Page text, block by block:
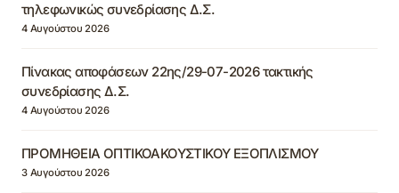
τηλεφωνικώς συνεδρίασης Δ.Σ.
4 Αυγούστου 2026
Πίνακας αποφάσεων 22ης/29-07-2026 τακτικής
συνεδρίασης Δ.Σ.
4 Αυγούστου 2026
ΠΡΟΜΗΘΕΙΑ ΟΠΤΙΚΟΑΚΟΥΣΤΙΚΟΥ ΕΞΟΠΛΙΣΜΟΥ
3 Αυγούστου 2026